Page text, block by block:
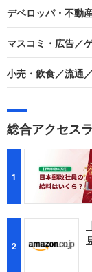
デベロッパ・不動
マスコミ・広告／
小売・飲食／流通
総合アクセス
1
2